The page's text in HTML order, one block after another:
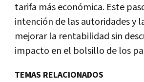
tarifa más económica. Este
intención de las autoridades y
mejorar la rentabilidad sin
impacto en el bolsillo de los
TEMAS RELACIONADOS